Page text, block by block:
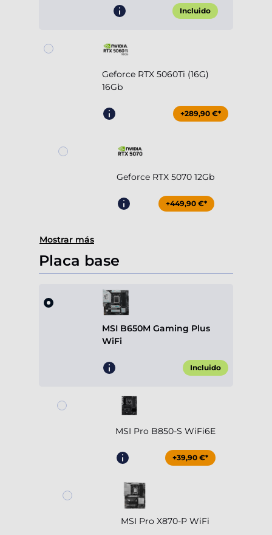
Incluido
Geforce RTX 5060Ti (16G)
16Gb
+289,90 €*
Geforce RTX 5070 12Gb
+449,90 €*
Mostrar más
Placa base
MSI B650M Gaming Plus
WiFi
Incluido
MSI Pro B850-S WiFi6E
+39,90 €*
MSI Pro X870-P WiFi